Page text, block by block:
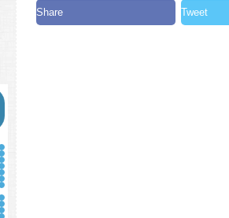
Share Tweet